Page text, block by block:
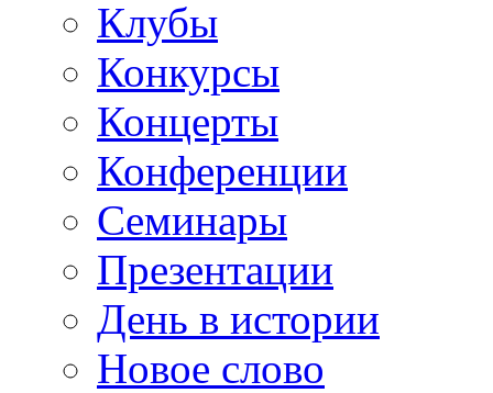
Клубы
Конкурсы
Концерты
Конференции
Семинары
Презентации
День в истории
Новое слово